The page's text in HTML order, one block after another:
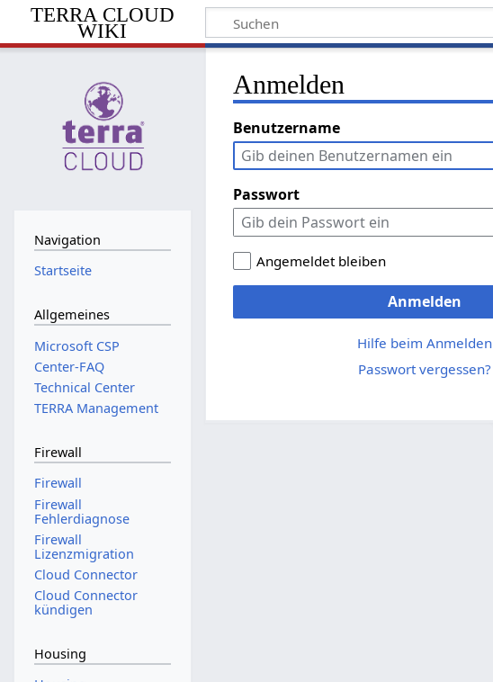
TERRA CLOUD
WIKI
Anmelden
Benutzername
Passwort
Angemeldet bleiben
Anmelden
Hilfe beim Anmelden
Passwort vergessen?
Navigation
Startseite
Allgemeines
Microsoft CSP
Center-FAQ
Technical Center
TERRA Management
Firewall
Firewall
Firewall
Fehlerdiagnose
Firewall
Lizenzmigration
Cloud Connector
Cloud Connector
kündigen
Housing